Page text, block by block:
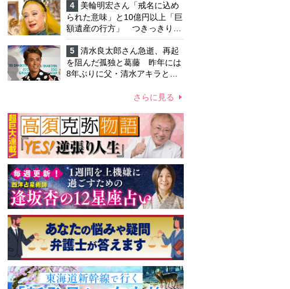
4
美輪明宏さん「戒名に込め
られた意味」と10億円以上「巨
額遺産の行方」 つきっきりで
私生活をサポートしていた元俳
優が相続か
5
清水良太郎さん急逝、再起
を阻んだ孤独と葛藤 昨年には
8年ぶりに父・清水アキラと共
ていたが…周囲が懸念していた
さらに見る